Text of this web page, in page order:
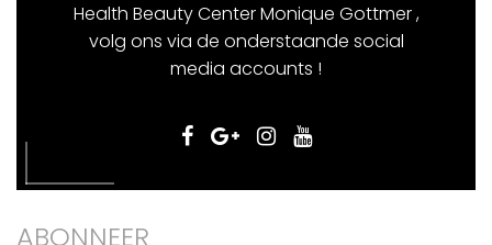
Health Beauty Center Monique Gottmer ,
volg ons via de onderstaande social
media accounts !
ABONNEER